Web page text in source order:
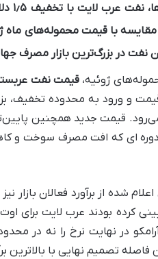
نفت عرب لایت
نفت در بزرگ‌ترین بازار مصرف
ژوئیه،قیمت نفت
ای که افت مصرف سوخت و
شده از برآورد فعالان بازار
تصمیم نهایی با بالاترین برآورد بازار به ۴٫۵